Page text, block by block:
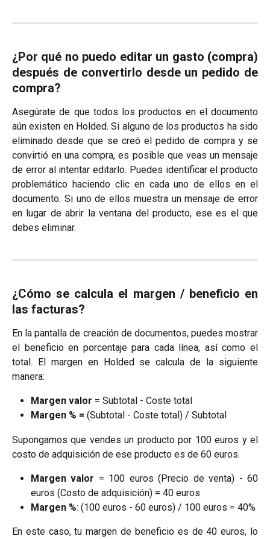
¿Por qué no puedo editar un gasto (compra)
después de convertirlo desde un pedido de
compra?
Asegúrate de que todos los productos en el documento
aún existen en Holded. Si alguno de los productos ha sido
eliminado desde que se creó el pedido de compra y se
convirtió en una compra, es posible que veas un mensaje
de error al intentar editarlo. Puedes identificar el producto
problemático haciendo clic en cada uno de ellos en el
documento. Si uno de ellos muestra un mensaje de error
en lugar de abrir la ventana del producto, ese es el que
debes eliminar.
¿Cómo se calcula el margen / beneficio en
las facturas?
En la pantalla de creación de documentos, puedes mostrar
el beneficio en porcentaje para cada línea, así como el
total. El margen en Holded se calcula de la siguiente
manera:
Margen valor = Subtotal - Coste total
Margen % = (Subtotal - Coste total) / Subtotal
Supongamos que vendes un producto por 100 euros y el
costo de adquisición de ese producto es de 60 euros.
Margen valor = 100 euros (Precio de venta) - 60
euros (Costo de adquisición) = 40 euros
Margen %: (100 euros - 60 euros) / 100 euros = 40%
En este caso, tu margen de beneficio es de 40 euros, lo